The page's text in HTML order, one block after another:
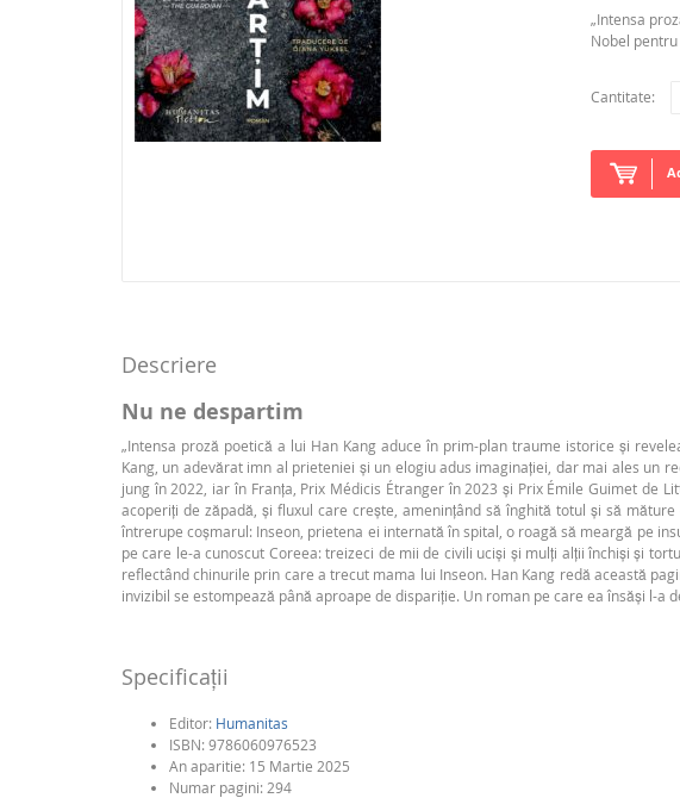
„Intensa
Nobel
Cantitate:
Descriere
Nu ne despartim
„Intensa proză poetică a lui Han Kang aduce în prim-plan traume istorice și
Kang, un adevărat imn al prieteniei și un elogiu adus imaginației, dar mai ales un
jung în 2022, iar în Franța, Prix Médicis Étranger în 2023 și Prix Émile Guimet
acoperiți de zăpadă, și fluxul care crește, amenințând să înghită totul și să
întrerupe coșmarul: Inseon, prietena ei internată în spital, o roagă să meargă pe
pe care le-a cunoscut Coreea: treizeci de mii de civili uciși și mulți alții închiși și
reflectând chinurile prin care a trecut mama lui Inseon. Han Kang redă această
invizibil se estompează până aproape de dispariție. Un roman pe care ea însăși l-a
Specificaţii
Editor: Humanitas
ISBN: 9786060976523
An aparitie: 15 Martie 2025
Numar pagini: 294